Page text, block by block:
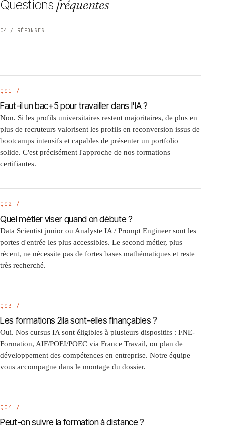
Questions fréquentes
04 / RÉPONSES
Q01 /
Faut-il un bac+5 pour travailler dans l'IA ?
Non. Si les profils universitaires restent majoritaires, de plus en
plus de recruteurs valorisent les profils en reconversion issus de
bootcamps intensifs et capables de présenter un portfolio
solide. C'est précisément l'approche de nos formations
certifiantes.
Q02 /
Quel métier viser quand on débute ?
Data Scientist junior ou Analyste IA / Prompt Engineer sont les
portes d'entrée les plus accessibles. Le second métier, plus
récent, ne nécessite pas de fortes bases mathématiques et reste
très recherché.
Q03 /
Les formations 2iia sont-elles finançables ?
Oui. Nos cursus IA sont éligibles à plusieurs dispositifs : FNE-
Formation, AIF/POEI/POEC via France Travail, ou plan de
développement des compétences en entreprise. Notre équipe
vous accompagne dans le montage du dossier.
Q04 /
Peut-on suivre la formation à distance ?